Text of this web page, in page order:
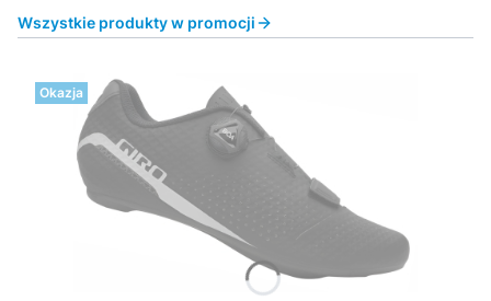
Wszystkie produkty w promocji
Okazja